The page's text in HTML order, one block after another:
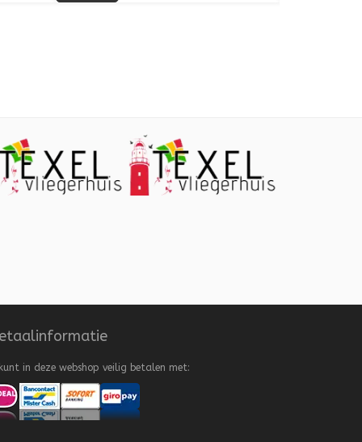
in deze webshop veilig betalen met: